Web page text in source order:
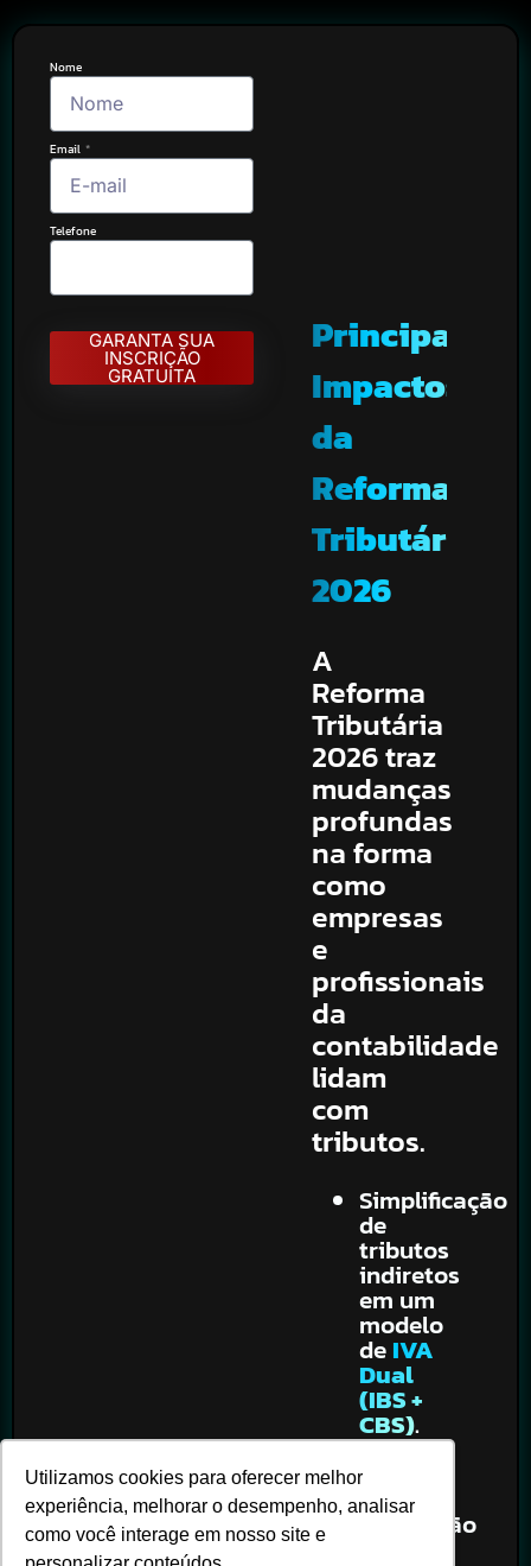
Utilizamos cookies para oferecer melhor
experiência, melhorar o desempenho, analisar
como você interage em nosso site e
Nome
Email
Telefone
GARANTA SUA
INSCRIÇÃO
GRATUITA
Principais
Impactos
da
Reforma
Tributária
2026
A
Reforma
Tributária
2026 traz
mudanças
profundas
na forma
como
empresas
e
profissionais
da
contabilidade
lidam
com
tributos.
Simplificação
de
tributos
indiretos
em um
modelo
deIVA
Dual
(IBS +
CBS).
Novos
critérios
de
repartição